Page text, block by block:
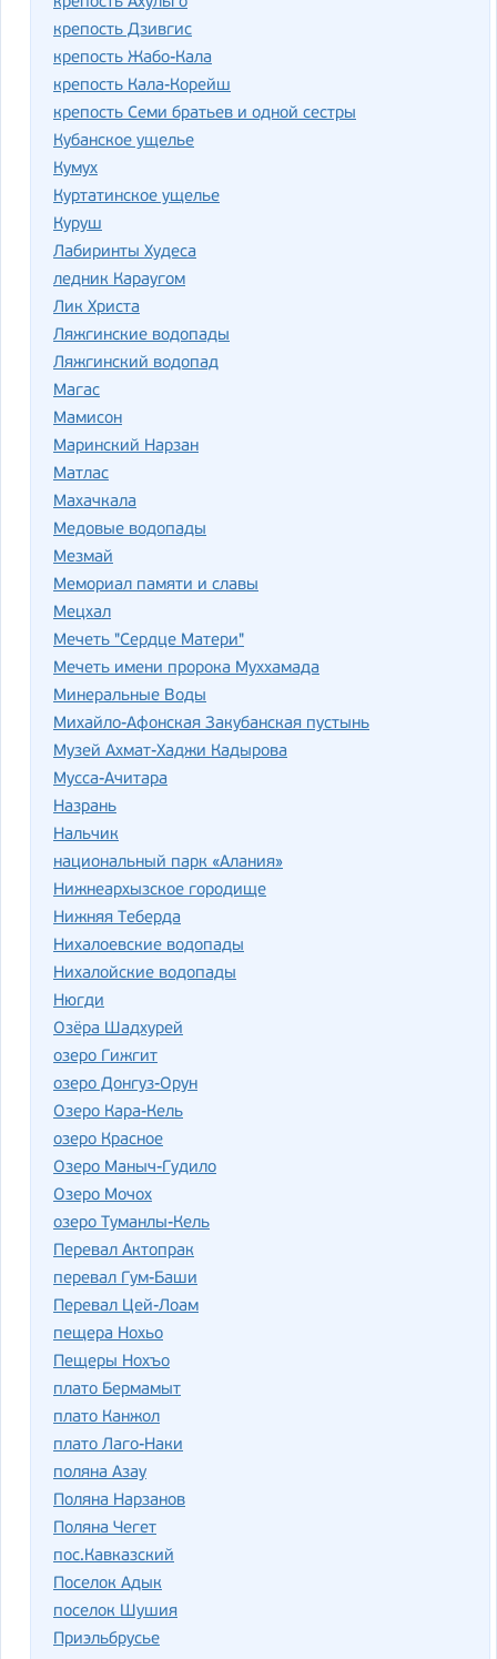
крепость Дзивгис
крепость Жабо-Кала
крепость Кала-Корейш
крепость Семи братьев и одной сестры
Кубанское ущелье
Кумух
Куртатинское ущелье
Куруш
Лабиринты Худеса
ледник Караугом
Лик Христа
Ляжгинские водопады
Ляжгинский водопад
Магас
Мамисон
Маринский Нарзан
Матлас
Махачкала
Медовые водопады
Мезмай
Мемориал памяти и славы
Мецхал
Мечеть "Сердце Матери"
Мечеть имени пророка Муххамада
Минеральные Воды
Михайло-Афонская Закубанская пустынь
Музей Ахмат-Хаджи Кадырова
Мусса-Ачитара
Назрань
Нальчик
национальный парк «Алания»
Нижнеархызское городище
Нижняя Теберда
Нихалоевские водопады
Нихалойские водопады
Нюгди
Озёра Шадхурей
озеро Гижгит
озеро Донгуз-Орун
Озеро Кара-Кель
озеро Красное
Озеро Маныч-Гудило
Озеро Мочох
озеро Туманлы-Кель
Перевал Актопрак
перевал Гум-Баши
Перевал Цей-Лоам
пещера Нохьо
Пещеры Нохъо
плато Бермамыт
плато Канжол
плато Лаго-Наки
поляна Азау
Поляна Нарзанов
Поляна Чегет
пос.Кавказский
Поселок Адык
поселок Шушия
Приэльбрусье